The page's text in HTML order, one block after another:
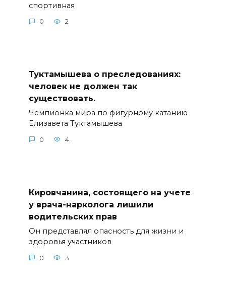
спортивная
0 2
Туктамышева о преследованиях:
человек не должен так
существовать.
Чемпионка мира по фигурному катанию
Елизавета Туктамышева
0 4
Кировчанина, состоящего на учете
у врача-нарколога лишили
водительских прав
Он представлял опасность для жизни и
здоровья участников
0 3